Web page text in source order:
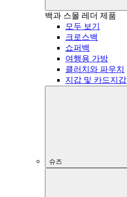
백과 스몰 레더 제품
모두 보기
크로스백
쇼퍼백
여행용 가방
클러치와 파우치
지갑 및 카드지갑
슈즈